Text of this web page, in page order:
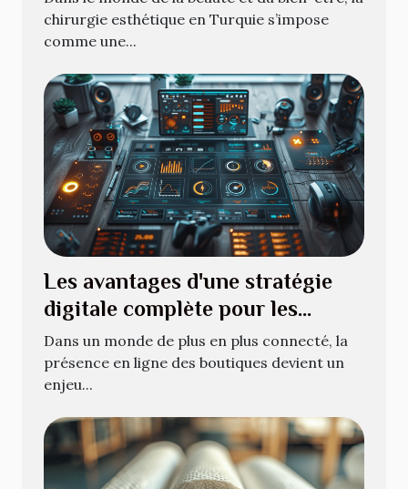
chirurgie esthétique en Turquie s’impose
comme une...
Les avantages d'une stratégie
digitale complète pour les
boutiques en ligne
Dans un monde de plus en plus connecté, la
présence en ligne des boutiques devient un
enjeu...